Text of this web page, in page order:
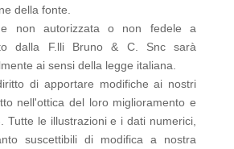
della fonte.
non autorizzata o non fedele a
dalla F.lli Bruno & C. Snc sarà
ai sensi della legge italiana.
di apportare modifiche ai nostri
nell'ottica del loro miglioramento e
Tutte le illustrazioni e i dati numerici,
suscettibili di modifica a nostra